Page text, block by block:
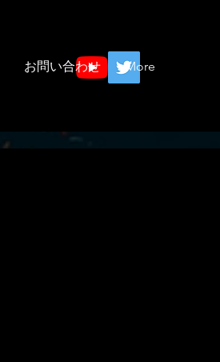
お問い合わせ More